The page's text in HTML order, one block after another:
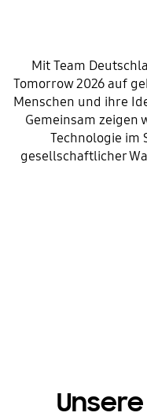
Mit Team
Tomorrow 2026 auf
Menschen und ihre
Gemeinsam zeigen
Technologie im
gesellschaftlicher